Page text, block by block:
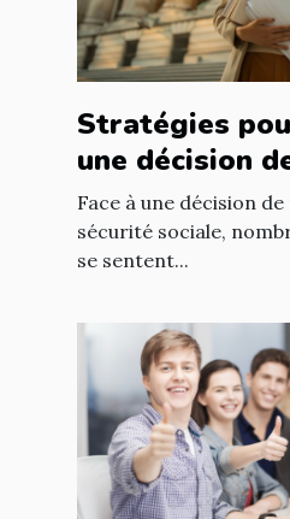
Stratégies
une décision
de la sécurité
Face à une décision
sécurité sociale,
se sentent...